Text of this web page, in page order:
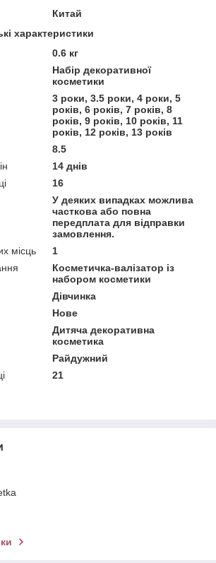
Китай
характеристики
0.6 кг
Набір декоративної
косметики
3 роки, 3.5 роки, 4 роки, 5
років, 6 років, 7 років, 8
років, 9 років, 10 років, 11
років, 12 років, 13 років
8.5
14 днів
16
У деяких випадках можлива
часткова або повна
передплата для відправки
замовлення.
місць
1
Косметичка-валізатор із
набором косметики
Дівчинка
Нове
Дитяча декоративна
косметика
Райдужний
21